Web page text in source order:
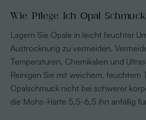
Wie Pflege Ich Opal
Lagern Sie Opale in leicht feuchter
Austrocknung zu vermeiden.
Temperaturen, Chemikalien und
Reinigen Sie mit weichem, feuchtem
Opalschmuck nicht bei schwerer
die Mohs-Härte 5,5-6,5 ihn anfällig